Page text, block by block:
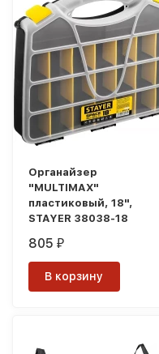
Органайзер
"MULTIMAX"
пластиковый, 18",
STAYER 38038-18
805₽
В корзину